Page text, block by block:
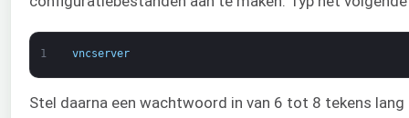
1 vncserver
Stel daarna een wachtwoord in van 6 tot 8 tekens